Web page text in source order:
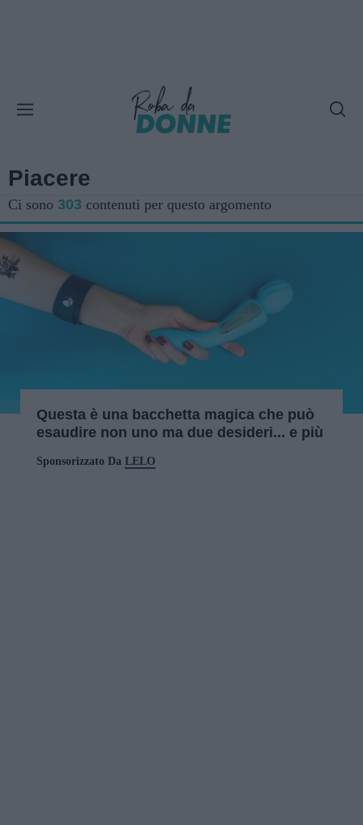
Piacere
Ci sono 303 contenuti per questo argomento
Questa è una bacchetta magica che può
esaudire non uno ma due desideri... e più
Sponsorizzato Da LELO